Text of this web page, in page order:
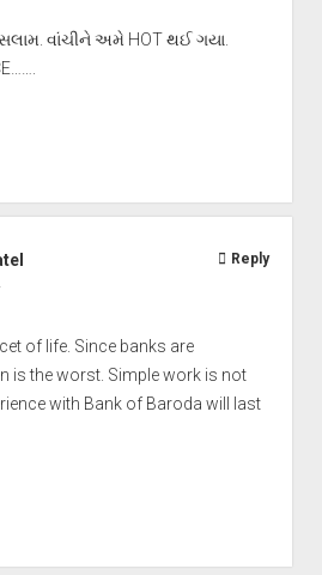
વાંચીને અમે HOT થઈ ગયા.
of life. Since banks are
is the worst. Simple work is not
with Bank of Baroda will last
Reply